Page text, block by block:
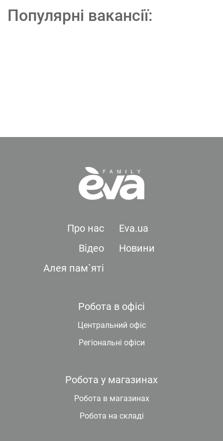
Популярні вакансії:
Про нас
Eva.ua
Відео
Новини
Алея пам`яті
Робота в офісі
Центральний офіс
Регіональні офіси
Робота у магазинах
Робота в магазинах
Робота на складі